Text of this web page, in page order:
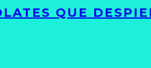
QUE